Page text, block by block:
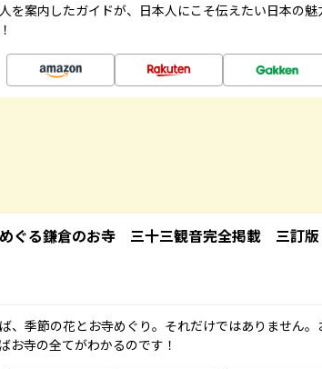
を案内したガイドが、日本人にこそ伝えたい日本の
ぐる鎌倉のお寺 三十三観音完全掲載 三訂版
、季節の花とお寺めぐり。それだけではありません
お寺の全てがわかるのです！